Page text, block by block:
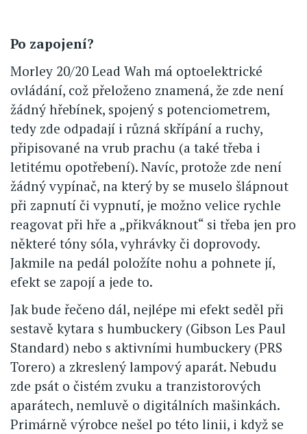
Po zapojení?
Morley 20/20 Lead Wah má optoelektrické
ovládání, což přeloženo znamená, že zde není
žádný hřebínek, spojený s potenciometrem,
tedy zde odpadají i různá skřípání a ruchy,
připisované na vrub prachu (a také třeba i
letitému opotřebení). Navíc, protože zde není
žádný vypínač, na který by se muselo šlápnout
při zapnutí či vypnutí, je možno velice rychle
reagovat při hře a „přikváknout“ si třeba jen pro
některé tóny sóla, vyhrávky či doprovody.
Jakmile na pedál položíte nohu a pohnete jí,
efekt se zapojí a jede to.
Jak bude řečeno dál, nejlépe mi efekt seděl při
sestavě kytara s humbuckery (Gibson Les Paul
Standard) nebo s aktivními humbuckery (PRS
Torero) a zkreslený lampový aparát. Nebudu
zde psát o čistém zvuku a tranzistorových
aparátech, nemluvě o digitálních mašinkách.
Primárně výrobce nešel po této linii, i když se